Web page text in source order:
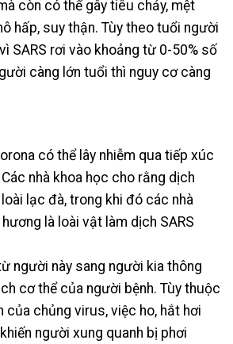
còn có thể gây tiêu chảy, mệt
hấp, suy thận. Tùy theo tuổi người
SARS rơi vào khoảng từ 0-50% số
càng lớn tuổi thì nguy cơ càng
có thể lây nhiễm qua tiếp xúc
nhà khoa học cho rằng dịch
lạc đà, trong khi đó các nhà
là loài vật làm dịch SARS
người này sang người kia thông
cơ thể của người bệnh. Tùy thuộc
của chủng virus, việc ho, hắt hơi
người xung quanh bị phơi